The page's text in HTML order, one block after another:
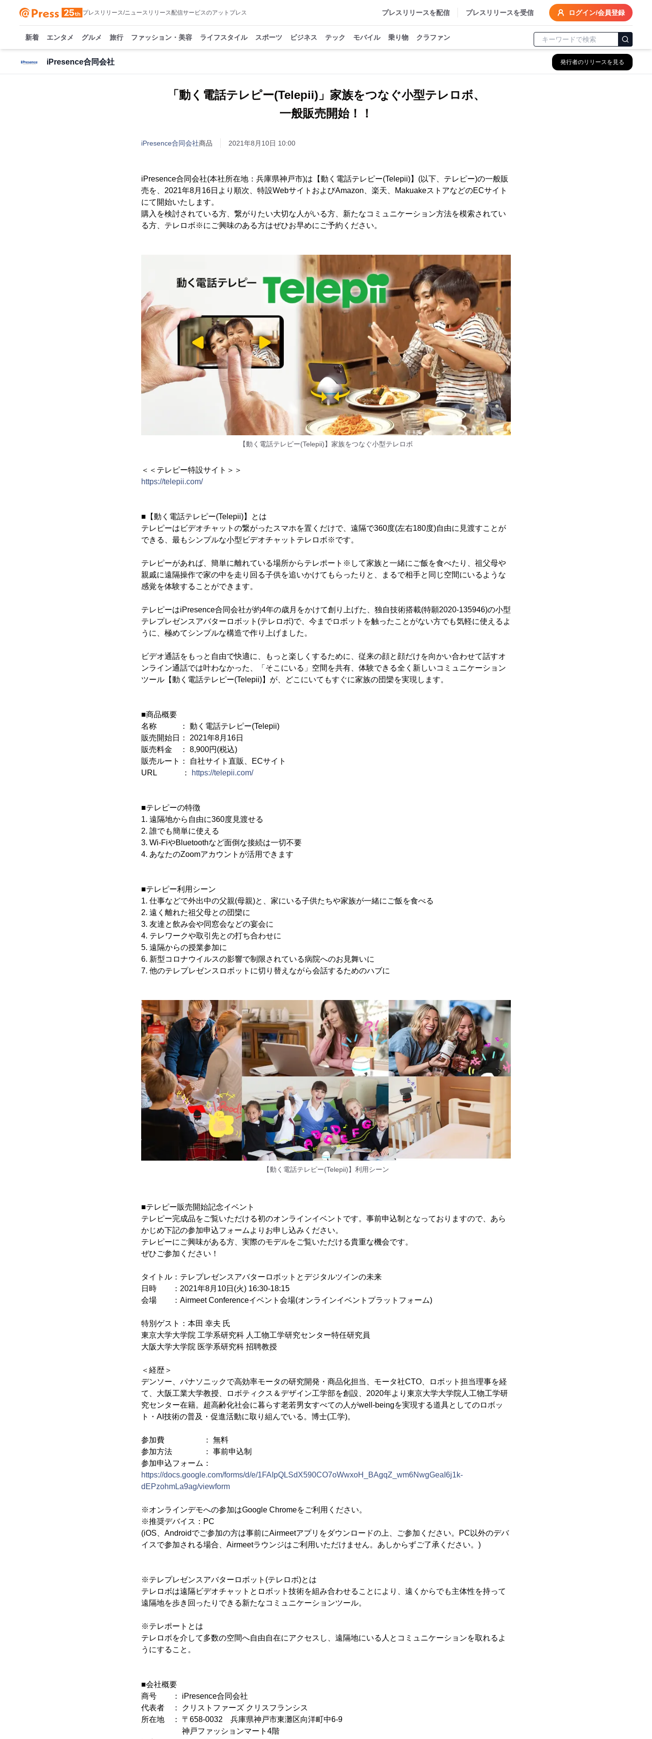
プレスリリース/ニュースリリース配信サービスのアットプレス プレスリリースを配信 プレスリリースを受信 ログイン/会員登録
新着 エンタメ グルメ 旅行 ファッション・美容 ライフスタイル スポーツ ビジネス テック モバイル 乗り物 クラファン
iPresence合同会社 発行者のリリースを見る
「動く電話テレピー(Telepii)」家族をつなぐ小型テレロボ、
一般販売開始！！
iPresence合同会社商品 2021年8月10日 10:00
iPresence合同会社(本社所在地：兵庫県神戸市)は【動く電話テレピー(Telepii)】(以下、テレピー)の一般販
売を、2021年8月16日より順次、特設WebサイトおよびAmazon、楽天、MakuakeストアなどのECサイト
にて開始いたします。
購入を検討されている方、繋がりたい大切な人がいる方、新たなコミュニケーション方法を模索されてい
る方、テレロボ※にご興味のある方はぜひお早めにご予約ください。
【動く電話テレピー(Telepii)】家族をつなぐ小型テレロボ
＜＜テレピー特設サイト＞＞
https://telepii.com/
■【動く電話テレピー(Telepii)】とは
テレピーはビデオチャットの繋がったスマホを置くだけで、遠隔で360度(左右180度)自由に見渡すことが
できる、最もシンプルな小型ビデオチャットテレロボ※です。
テレピーがあれば、簡単に離れている場所からテレポート※して家族と一緒にご飯を食べたり、祖父母や
親戚に遠隔操作で家の中を走り回る子供を追いかけてもらったりと、まるで相手と同じ空間にいるような
感覚を体験することができます。
テレピーはiPresence合同会社が約4年の歳月をかけて創り上げた、独自技術搭載(特願2020-135946)の小型
テレプレゼンスアバターロボット(テレロボ)で、今までロボットを触ったことがない方でも気軽に使えるよ
うに、極めてシンプルな構造で作り上げました。
ビデオ通話をもっと自由で快適に、もっと楽しくするために、従来の顔と顔だけを向かい合わせて話すオ
ンライン通話では叶わなかった、「そこにいる」空間を共有、体験できる全く新しいコミュニケーション
ツール【動く電話テレピー(Telepii)】が、どこにいてもすぐに家族の団欒を実現します。
■商品概要
名称 ： 動く電話テレピー(Telepii)
販売開始日： 2021年8月16日
販売料金 ： 8,900円(税込)
販売ルート： 自社サイト直販、ECサイト
URL ：
https://telepii.com/
■テレピーの特徴
1. 遠隔地から自由に360度見渡せる
2. 誰でも簡単に使える
3. Wi-FiやBluetoothなど面倒な接続は一切不要
4. あなたのZoomアカウントが活用できます
■テレピー利用シーン
1. 仕事などで外出中の父親(母親)と、家にいる子供たちや家族が一緒にご飯を食べる
2. 遠く離れた祖父母との団欒に
3. 友達と飲み会や同窓会などの宴会に
4. テレワークや取引先との打ち合わせに
5. 遠隔からの授業参加に
6. 新型コロナウイルスの影響で制限されている病院へのお見舞いに
7. 他のテレプレゼンスロボットに切り替えながら会話するためのハブに
【動く電話テレピー(Telepii)】利用シーン
■テレピー販売開始記念イベント
テレピー完成品をご覧いただける初のオンラインイベントです。事前申込制となっておりますので、あら
かじめ下記の参加申込フォームよりお申し込みください。
テレピーにご興味がある方、実際のモデルをご覧いただける貴重な機会です。
ぜひご参加ください！
タイトル：テレプレゼンスアバターロボットとデジタルツインの未来
日時 ：2021年8月10日(火) 16:30-18:15
会場 ：Airmeet Conferenceイベント会場(オンラインイベントプラットフォーム)
特別ゲスト：本田 幸夫 氏
東京大学大学院 工学系研究科 人工物工学研究センター特任研究員
大阪大学大学院 医学系研究科 招聘教授
＜経歴＞
デンソー、パナソニックで高効率モータの研究開発・商品化担当、モータ社CTO、ロボット担当理事を経
て、大阪工業大学教授、ロボティクス＆デザイン工学部を創設、2020年より東京大学大学院人工物工学研
究センター在籍。超高齢化社会に暮らす老若男女すべての人がwell-beingを実現する道具としてのロボッ
ト・AI技術の普及・促進活動に取り組んでいる。博士(工学)。
参加費 ： 無料
参加方法 ： 事前申込制
参加申込フォーム：
https://docs.google.com/forms/d/e/1FAIpQLSdX590CO7oWwxoH_BAgqZ_wm6NwgGeaI6j1k-
dEPzohmLa9ag/viewform
※オンラインデモへの参加はGoogle Chromeをご利用ください。
※推奨デバイス：PC
(iOS、Androidでご参加の方は事前にAirmeetアプリをダウンロードの上、ご参加ください。PC以外のデバ
イスで参加される場合、Airmeetラウンジはご利用いただけません。あしからずご了承ください。)
※テレプレゼンスアバターロボット(テレロボ)とは
テレロボは遠隔ビデオチャットとロボット技術を組み合わせることにより、遠くからでも主体性を持って
遠隔地を歩き回ったりできる新たなコミュニケーションツール。
※テレポートとは
テレロボを介して多数の空間へ自由自在にアクセスし、遠隔地にいる人とコミュニケーションを取れるよ
うにすること。
■会社概要
商号 ： iPresence合同会社
代表者 ： クリストファーズ クリスフランシス
所在地 ： 〒658-0032 兵庫県神戸市東灘区向洋町中6-9
神戸ファッションマート4階